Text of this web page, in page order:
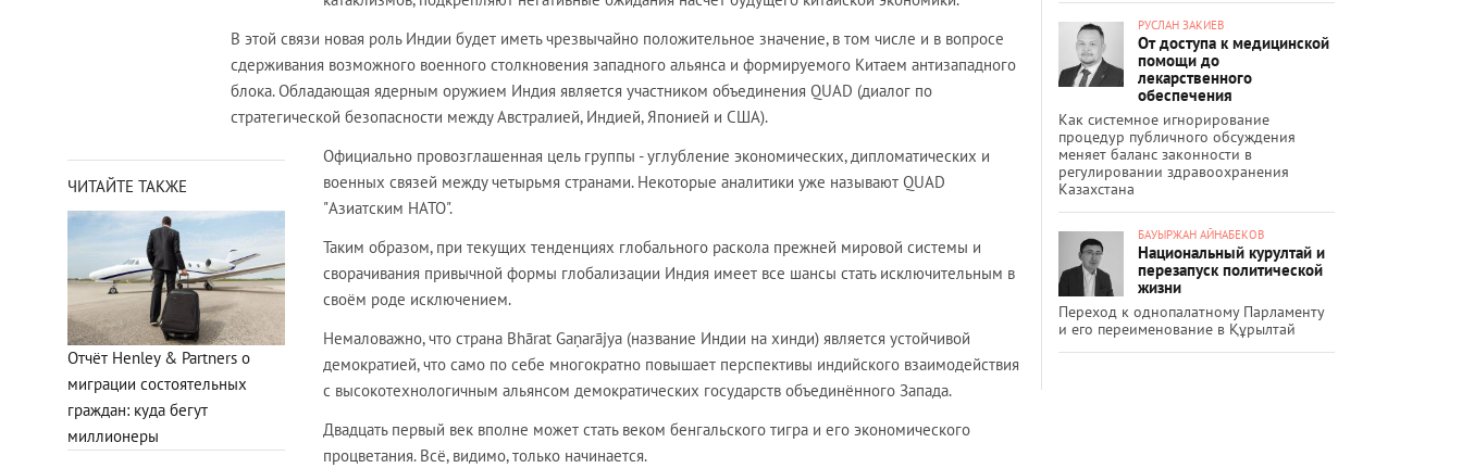
В этой связи новая роль Индии будет иметь чрезвычайно положительное значение, в том числе и в вопросе
сдерживания возможного военного столкновения западного альянса и формируемого Китаем антизападного
блока. Обладающая ядерным оружием Индия является участником объединения QUAD (диалог по
стратегической безопасности между Австралией, Индией, Японией и США).
ЧИТАЙТЕ ТАКЖЕ
Отчёт Henley & Partners о
миграции состоятельных
граждан: куда бегут
миллионеры
Официально провозглашенная цель группы - углубление экономических, дипломатических и
военных связей между четырьмя странами. Некоторые аналитики уже называют QUAD
"Азиатским НАТО".
Таким образом, при текущих тенденциях глобального раскола прежней мировой системы и
сворачивания привычной формы глобализации Индия имеет все шансы стать исключительным в
своём роде исключением.
Немаловажно, что страна Bhārat Gaṇarājya (название Индии на хинди) является устойчивой
демократией, что само по себе многократно повышает перспективы индийского взаимодействия
с высокотехнологичным альянсом демократических государств объединённого Запада.
Двадцать первый век вполне может стать веком бенгальского тигра и его экономического
процветания. Всё, видимо, только начинается.
РУСЛАН ЗАКИЕВ
От доступа к медицинской
помощи до
лекарственного
обеспечения
Как системное игнорирование
процедур публичного обсуждения
меняет баланс законности в
регулировании здравоохранения
Казахстана
БАУЫРЖАН АЙНАБЕКОВ
Национальный курултай и
перезапуск политической
жизни
Переход к однопалатному Парламенту
и его переименование в Құрылтай